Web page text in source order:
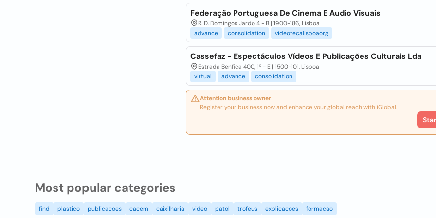
Federação Portuguesa De Cinema E Audio Visuais
R. D. Domingos Jardo 4 - B | 1900-186, Lisboa
advance
consolidation videotecalisboaorg
Cassefaz - Espectáculos Vídeos E Publicações Culturais Lda
Estrada Benfica 400, 1º - E | 1500-101, Lisboa
virtual
advance consolidation
Attention business owner!
Register your business now and enhance your global reach with iGlobal.
Most popular categories
find plastico publicacoes cacem caixilharia video patol trofeus explicacoes formacao